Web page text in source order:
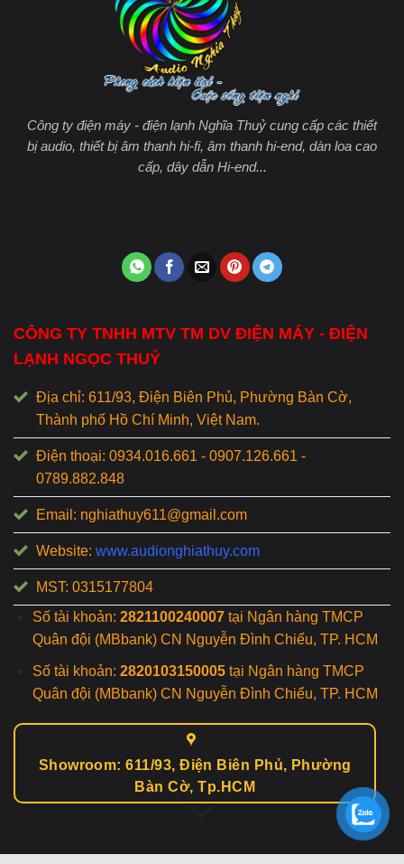
Công ty điện máy - điện lạnh Nghĩa Thuỷ cung cấp các thiết
bị audio, thiết bị âm thanh hi-fi, âm thanh hi-end, dàn loa cao
cấp, dây dẫn Hi-end...
CÔNG TY TNHH MTV TM DV ĐIỆN MÁY - ĐIỆN
LẠNH NGỌC THUỶ
Địa chỉ: 611/93, Điện Biên Phủ, Phường Bàn Cờ,
Thành phố Hồ Chí Minh, Việt Nam.
Điện thoại: 0934.016.661 - 0907.126.661 -
0789.882.848
Email: nghiathuy611@gmail.com
Website: www.audionghiathuy.com
MST: 0315177804
Số tài khoản: 2821100240007tại Ngân hàng TMCP
Quân đội (MBbank) CN Nguyễn Đình Chiểu, TP. HCM
Số tài khoản: 2820103150005tại Ngân hàng TMCP
Quân đội (MBbank) CN Nguyễn Đình Chiểu, TP. HCM
Showroom: 611/93, Điện Biên Phủ, Phường
Bàn Cờ, Tp.HCM